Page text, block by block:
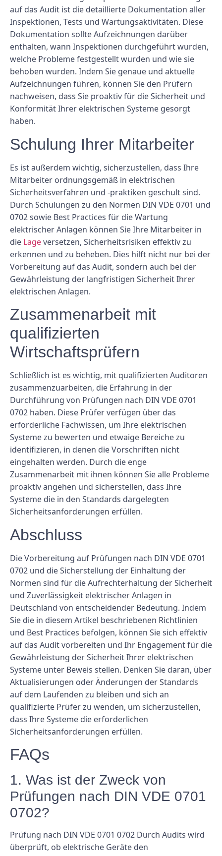
auf das Audit ist die detaillierte Dokumentation aller
Inspektionen, Tests und Wartungsaktivitäten. Diese
Dokumentation sollte Aufzeichnungen darüber
enthalten, wann Inspektionen durchgeführt wurden,
welche Probleme festgestellt wurden und wie sie
behoben wurden. Indem Sie genaue und aktuelle
Aufzeichnungen führen, können Sie den Prüfern
nachweisen, dass Sie proaktiv für die Sicherheit und
Konformität Ihrer elektrischen Systeme gesorgt
haben.
Schulung Ihrer Mitarbeiter
Es ist außerdem wichtig, sicherzustellen, dass Ihre
Mitarbeiter ordnungsgemäß in elektrischen
Sicherheitsverfahren und -praktiken geschult sind.
Durch Schulungen zu den Normen DIN VDE 0701 und
0702 sowie Best Practices für die Wartung
elektrischer Anlagen können Sie Ihre Mitarbeiter in
die Lageversetzen, Sicherheitsrisiken effektiv zu
erkennen und zu beheben. Dies hilft nicht nur bei der
Vorbereitung auf das Audit, sondern auch bei der
Gewährleistung der langfristigen Sicherheit Ihrer
elektrischen Anlagen.
Zusammenarbeit mit
qualifizierten
Wirtschaftsprüfern
Schließlich ist es wichtig, mit qualifizierten Auditoren
zusammenzuarbeiten, die Erfahrung in der
Durchführung von Prüfungen nach DIN VDE 0701
0702 haben. Diese Prüfer verfügen über das
erforderliche Fachwissen, um Ihre elektrischen
Systeme zu bewerten und etwaige Bereiche zu
identifizieren, in denen die Vorschriften nicht
eingehalten werden. Durch die enge
Zusammenarbeit mit ihnen können Sie alle Probleme
proaktiv angehen und sicherstellen, dass Ihre
Systeme die in den Standards dargelegten
Sicherheitsanforderungen erfüllen.
Abschluss
Die Vorbereitung auf Prüfungen nach DIN VDE 0701
0702 und die Sicherstellung der Einhaltung der
Normen sind für die Aufrechterhaltung der Sicherheit
und Zuverlässigkeit elektrischer Anlagen in
Deutschland von entscheidender Bedeutung. Indem
Sie die in diesem Artikel beschriebenen Richtlinien
und Best Practices befolgen, können Sie sich effektiv
auf das Audit vorbereiten und Ihr Engagement für die
Gewährleistung der Sicherheit Ihrer elektrischen
Systeme unter Beweis stellen. Denken Sie daran, über
Aktualisierungen oder Änderungen der Standards
auf dem Laufenden zu bleiben und sich an
qualifizierte Prüfer zu wenden, um sicherzustellen,
dass Ihre Systeme die erforderlichen
Sicherheitsanforderungen erfüllen.
FAQs
1. Was ist der Zweck von
Prüfungen nach DIN VDE 0701
0702?
Prüfung nach DIN VDE 0701 0702 Durch Audits wird
überprüft, ob elektrische Geräte den